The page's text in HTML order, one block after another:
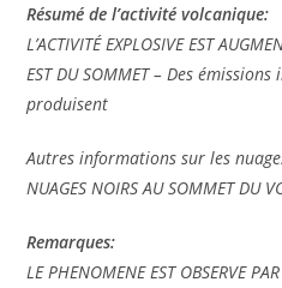
Résumé de l’activité volcanique:
L’ACTIVITÉ EXPLOSIVE EST
EST DU SOMMET – Des
produisent
Autres informations sur les
NUAGES NOIRS AU SOMMET DU
Remarques:
LE PHENOMENE EST OBSERVE